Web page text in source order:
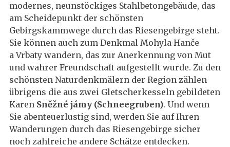
modernes, neunstöckiges Stahlbetongebäude, das
am Scheidepunkt der schönsten
Gebirgskammwege durch das Riesengebirge steht.
Sie können auch zum Denkmal Mohyla Hanče
a Vrbaty wandern, das zur Anerkennung von Mut
und wahrer Freundschaft aufgestellt wurde. Zu den
schönsten Naturdenkmälern der Region zählen
übrigens die aus zwei Gletscherkesseln gebildeten
Karen Sněžné jámy (Schneegruben). Und wenn
Sie abenteuerlustig sind, werden Sie auf Ihren
Wanderungen durch das Riesengebirge sicher
noch zahlreiche andere Schätze entdecken.